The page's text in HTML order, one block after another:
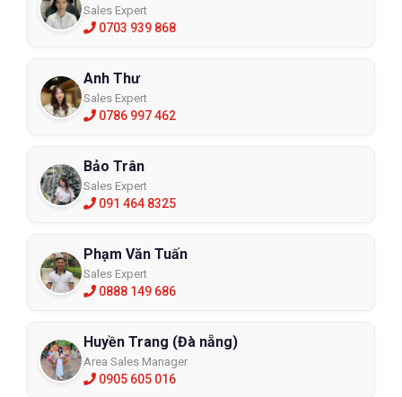
Sales Expert
0703 939 868
Anh Thư
Sales Expert
0786 997 462
Bảo Trân
Sales Expert
091 464 8325
Phạm Văn Tuấn
Sales Expert
0888 149 686
Huyền Trang (Đà nẵng)
Area Sales Manager
0905 605 016